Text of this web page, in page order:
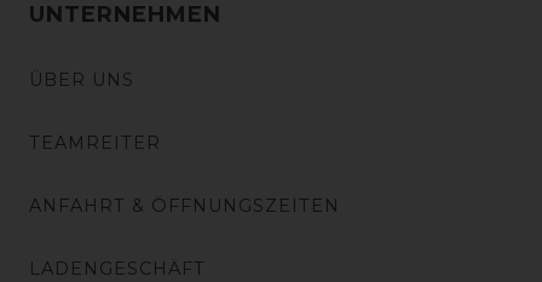
UNTERNEHMEN
ÜBER UNS
TEAMREITER
ANFAHRT & ÖFFNUNGSZEITEN
LADENGESCHÄFT